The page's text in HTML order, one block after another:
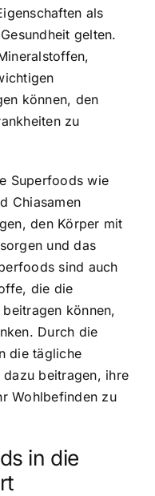
als
gelten.
können, den
zu
Superfoods wie
Chiasamen
den Körper mit
und das
sind auch
die die
können,
Durch die
die tägliche
dazu beitragen, ihre
Wohlbefinden zu
in die